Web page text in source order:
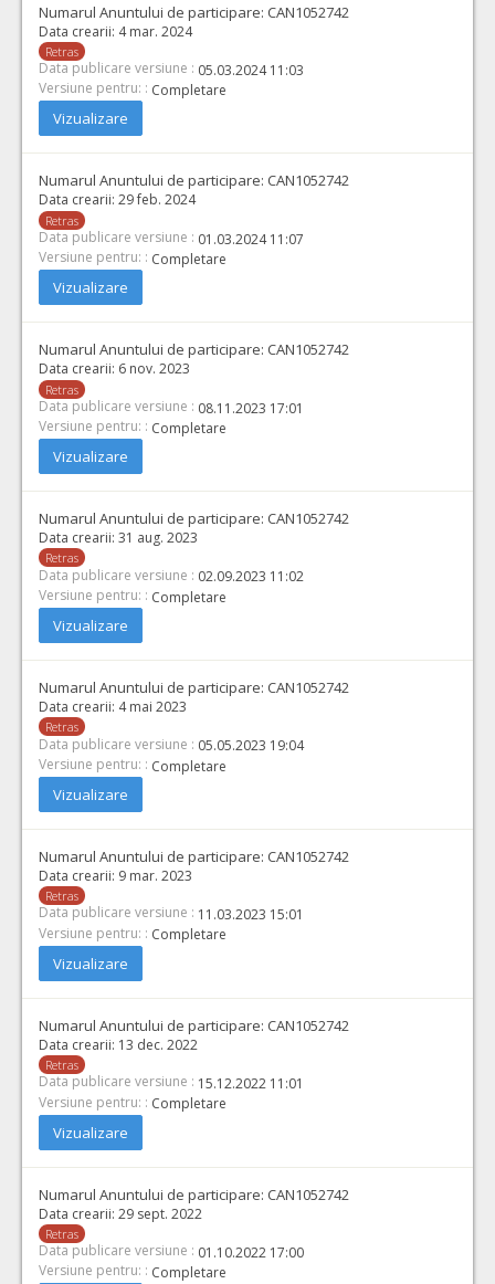
Numarul Anuntului de participare: CAN1052742
Data crearii: 4 mar. 2024
Retras
Data publicare versiune : 05.03.2024 11:03
Versiune pentru: : Completare
Vizualizare
Numarul Anuntului de participare: CAN1052742
Data crearii: 29 feb. 2024
Retras
Data publicare versiune : 01.03.2024 11:07
Versiune pentru: : Completare
Vizualizare
Numarul Anuntului de participare: CAN1052742
Data crearii: 6 nov. 2023
Retras
Data publicare versiune : 08.11.2023 17:01
Versiune pentru: : Completare
Vizualizare
Numarul Anuntului de participare: CAN1052742
Data crearii: 31 aug. 2023
Retras
Data publicare versiune : 02.09.2023 11:02
Versiune pentru: : Completare
Vizualizare
Numarul Anuntului de participare: CAN1052742
Data crearii: 4 mai 2023
Retras
Data publicare versiune : 05.05.2023 19:04
Versiune pentru: : Completare
Vizualizare
Numarul Anuntului de participare: CAN1052742
Data crearii: 9 mar. 2023
Retras
Data publicare versiune : 11.03.2023 15:01
Versiune pentru: : Completare
Vizualizare
Numarul Anuntului de participare: CAN1052742
Data crearii: 13 dec. 2022
Retras
Data publicare versiune : 15.12.2022 11:01
Versiune pentru: : Completare
Vizualizare
Numarul Anuntului de participare: CAN1052742
Data crearii: 29 sept. 2022
Retras
Data publicare versiune : 01.10.2022 17:00
Versiune pentru: : Completare